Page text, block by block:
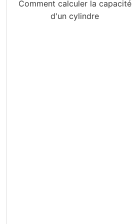
Comment calculer la capacité
d'un cylindre